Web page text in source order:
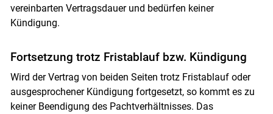
vereinbarten Vertragsdauer und bedürfen keiner
Kündigung.
Fortsetzung trotz Fristablauf bzw. Kündigung
Wird der Vertrag von beiden Seiten trotz Fristablauf oder
ausgesprochener Kündigung fortgesetzt, so kommt es zu
keiner Beendigung des Pachtverhältnisses. Das